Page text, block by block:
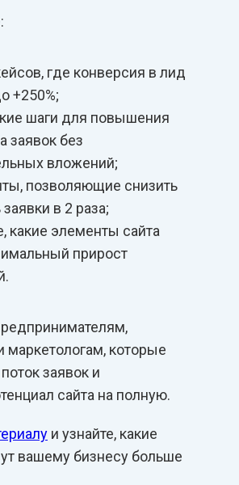
где конверсия в лид
+250%;
шаги для повышения
заявок без
вложений;
позволяющие снизить
в 2 раза;
какие элементы сайта
прирост
маркетологам, которые
заявок и
сайта на полную.
и узнайте, какие
вашему бизнесу больше